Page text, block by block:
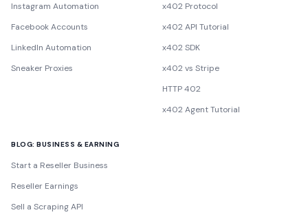
Instagram Automation
Facebook Accounts
LinkedIn Automation
Sneaker Proxies
x402 Protocol
x402 API Tutorial
x402 SDK
x402 vs Stripe
HTTP 402
x402 Agent Tutorial
BLOG: BUSINESS & EARNING
Start a Reseller Business
Reseller Earnings
Sell a Scraping API